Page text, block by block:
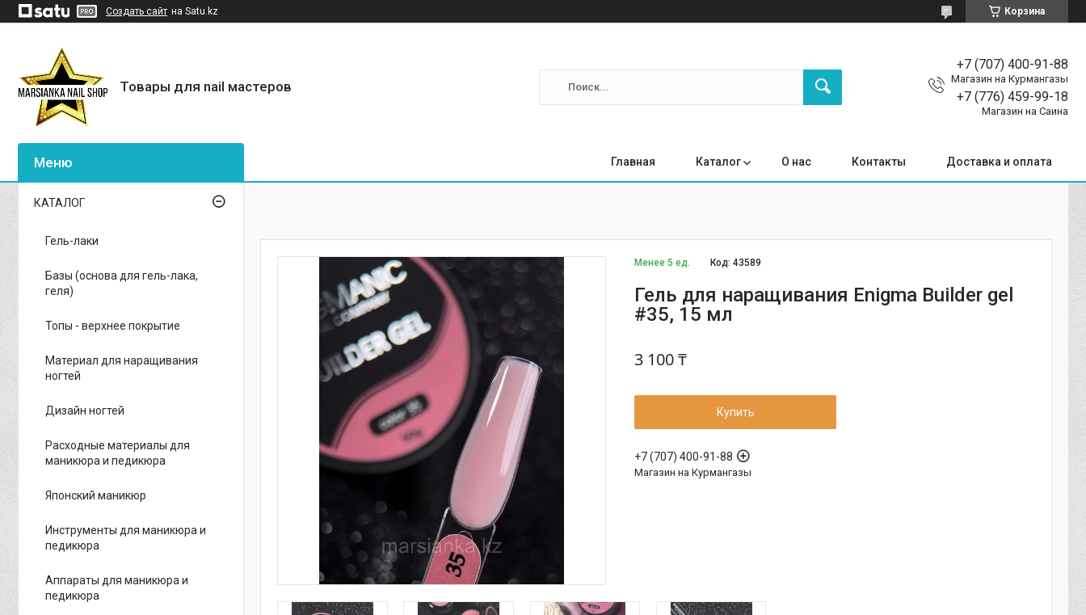
Создать сайт на Satu.kz Корзина
Товары для nail мастеров
+7 (707) 400-91-88
Магазин на Курмангазы
+7 (776) 459-99-18
Магазин на Саина
Главная Каталог О нас Контакты Доставка и оплата
Менее 5 ед. Код:43589
Гель для наращивания Enigma Builder gel
#35, 15 мл
3 100 ₸
Купить
+7 (707) 400-91-88
Магазин на Курмангазы
КАТАЛОГ
Гель-лаки
Базы (основа для гель-лака,
геля)
Топы - верхнее покрытие
Материал для наращивания
ногтей
Дизайн ногтей
Расходные материалы для
маникюра и педикюра
Японский маникюр
Инструменты для маникюра и
педикюра
Аппараты для маникюра и
педикюра